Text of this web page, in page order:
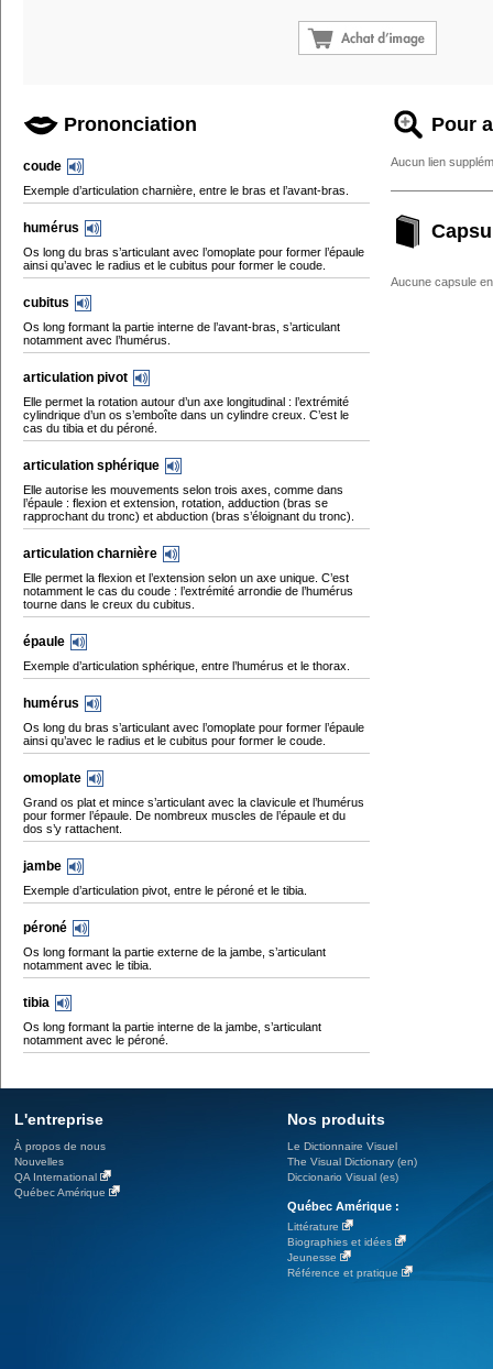
Prononciation
coude
Exemple d’articulation charnière, entre le bras et l’avant-bras.
humérus
Os long du bras s’articulant avec l’omoplate pour former l’épaule
ainsi qu’avec le radius et le cubitus pour former le coude.
cubitus
Os long formant la partie interne de l’avant-bras, s’articulant
notamment avec l’humérus.
articulation pivot
Elle permet la rotation autour d’un axe longitudinal : l’extrémité
cylindrique d’un os s’emboîte dans un cylindre creux. C’est le
cas du tibia et du péroné.
articulation sphérique
Elle autorise les mouvements selon trois axes, comme dans
l’épaule : flexion et extension, rotation, adduction (bras se
rapprochant du tronc) et abduction (bras s’éloignant du tronc).
articulation charnière
Elle permet la flexion et l’extension selon un axe unique. C’est
notamment le cas du coude : l’extrémité arrondie de l’humérus
tourne dans le creux du cubitus.
épaule
Exemple d’articulation sphérique, entre l’humérus et le thorax.
humérus
Os long du bras s’articulant avec l’omoplate pour former l’épaule
ainsi qu’avec le radius et le cubitus pour former le coude.
omoplate
Grand os plat et mince s’articulant avec la clavicule et l’humérus
pour former l’épaule. De nombreux muscles de l’épaule et du
dos s’y rattachent.
jambe
Exemple d’articulation pivot, entre le péroné et le tibia.
péroné
Os long formant la partie externe de la jambe, s’articulant
notamment avec le tibia.
tibia
Os long formant la partie interne de la jambe, s’articulant
notamment avec le péroné.
Pour
Aucun lien
Aucune capsule
L'entreprise
À propos de nous
Nouvelles
QA International
Québec Amérique
Nos produits
Le Dictionnaire Visuel
The Visual Dictionary (en)
Diccionario Visual (es)
Québec Amérique :
Littérature
Biographies et idées
Jeunesse
Référence et pratique